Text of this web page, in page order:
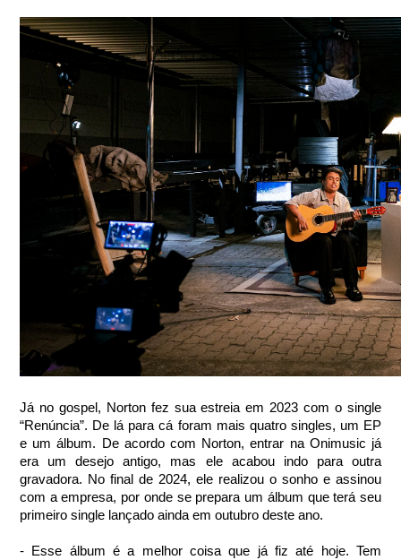
Já no gospel, Norton fez sua estreia em 2023 com o single
“Renúncia”. De lá para cá foram mais quatro singles, um EP
e um álbum. De acordo com Norton, entrar na Onimusic já
era um desejo antigo, mas ele acabou indo para outra
gravadora. No final de 2024, ele realizou o sonho e assinou
com a empresa, por onde se prepara um álbum que terá seu
primeiro single lançado ainda em outubro deste ano.
- Esse álbum é a melhor coisa que já fiz até hoje. Tem